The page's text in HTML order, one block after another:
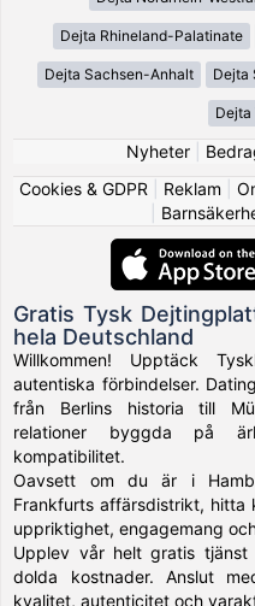
Dejta Rhineland-Palatinate
Dejta Sachsen-Anhalt Dejta
Dejta
Nyheter|
Cookies & GDPR
Reklam
Gratis Tysk
hela Deutschland
Willkommen! Upptäck
autentiska förbindelser.
från Berlins historia till
relationer byggda på
kompatibilitet.
Oavsett om du är i
Frankfurts affärsdistrikt,
uppriktighet, engagemang
Upplev vår helt gratis tjänst
dolda kostnader. Anslut
kvalitet, autenticitet och